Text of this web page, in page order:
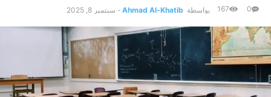
بواسطة Ahmad Al-Khatib
- سبتمبر 8, 2025 0
167